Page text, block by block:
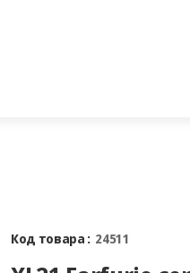
Код товара : 24511